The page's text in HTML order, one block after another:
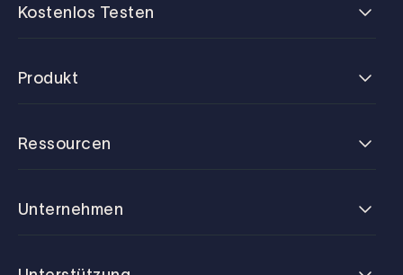
Kostenlos Testen
Produkt
Ressourcen
Unternehmen